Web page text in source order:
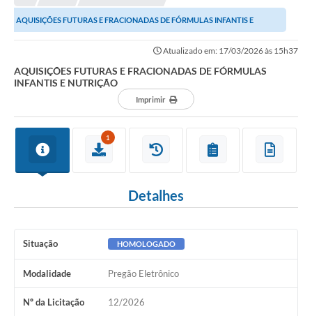
AQUISIÇÕES FUTURAS E FRACIONADAS DE FÓRMULAS INFANTIS E
Atualizado em: 17/03/2026 às 15h37
AQUISIÇÕES FUTURAS E FRACIONADAS DE FÓRMULAS
INFANTIS E NUTRIÇÃO
Imprimir
1
Detalhes
Situação HOMOLOGADO
Modalidade Pregão Eletrônico
Nº da Licitação 12/2026